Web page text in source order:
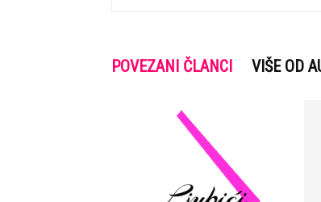
POVEZANI ČLANCI VIŠE OD